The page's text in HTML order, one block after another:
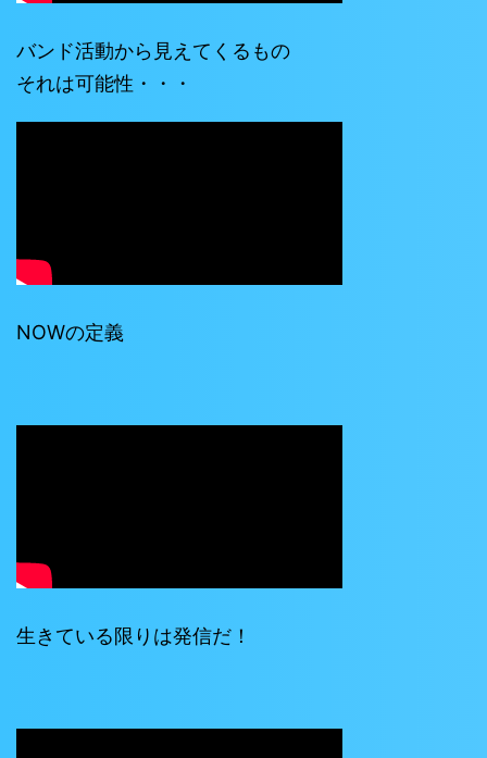
バンド活動から見えてくるもの
それは可能性・・・
NOWの定義
生きている限りは発信だ！